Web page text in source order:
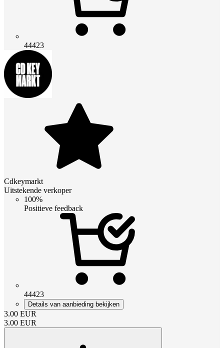
44423
Cdkeymarkt
Uitstekende verkoper
100%
Positieve feedback
44423
Details van aanbieding bekijken
3.00 EUR
3.00 EUR